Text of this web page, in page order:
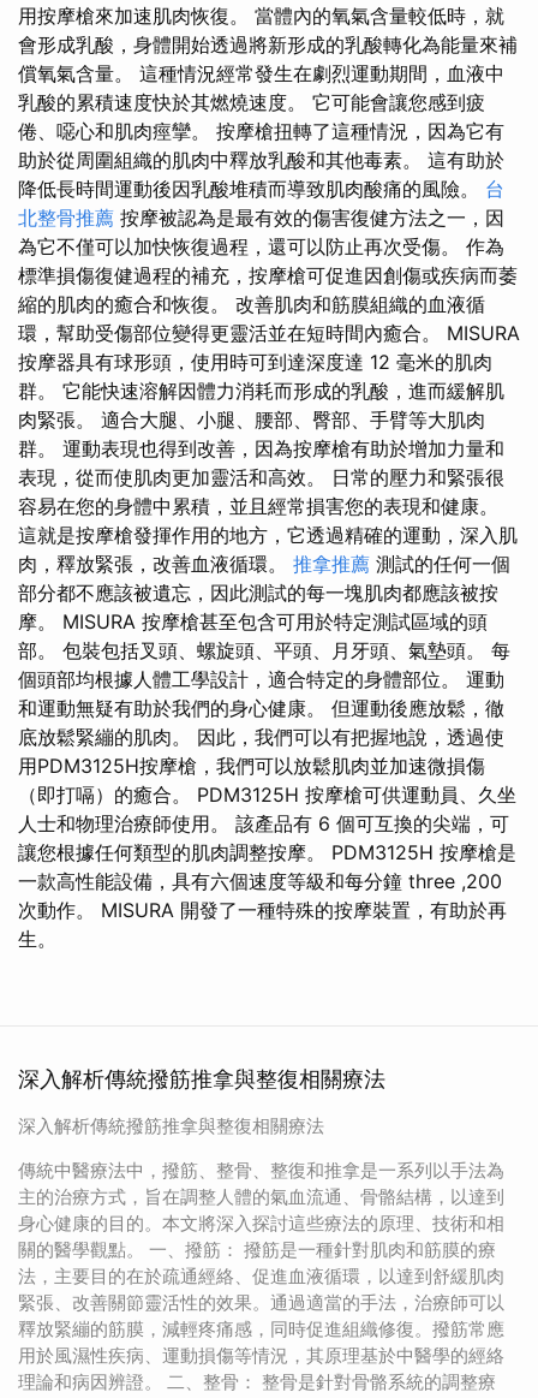
用按摩槍來加速肌肉恢復。 當體內的氧氣含量較低時，就
會形成乳酸，身體開始透過將新形成的乳酸轉化為能量來補
償氧氣含量。 這種情況經常發生在劇烈運動期間，血液中
乳酸的累積速度快於其燃燒速度。 它可能會讓您感到疲
倦、噁心和肌肉痙攣。 按摩槍扭轉了這種情況，因為它有
助於從周圍組織的肌肉中釋放乳酸和其他毒素。 這有助於
降低長時間運動後因乳酸堆積而導致肌肉酸痛的風險。 台
北整骨推薦 按摩被認為是最有效的傷害復健方法之一，因
為它不僅可以加快恢復過程，還可以防止再次受傷。 作為
標準損傷復健過程的補充，按摩槍可促進因創傷或疾病而萎
縮的肌肉的癒合和恢復。 改善肌肉和筋膜組織的血液循
環，幫助受傷部位變得更靈活並在短時間內癒合。 MISURA
按摩器具有球形頭，使用時可到達深度達 12 毫米的肌肉
群。 它能快速溶解因體力消耗而形成的乳酸，進而緩解肌
肉緊張。 適合大腿、小腿、腰部、臀部、手臂等大肌肉
群。 運動表現也得到改善，因為按摩槍有助於增加力量和
表現，從而使肌肉更加靈活和高效。 日常的壓力和緊張很
容易在您的身體中累積，並且經常損害您的表現和健康。
這就是按摩槍發揮作用的地方，它透過精確的運動，深入肌
肉，釋放緊張，改善血液循環。 推拿推薦 測試的任何一個
部分都不應該被遺忘，因此測試的每一塊肌肉都應該被按
摩。 MISURA 按摩槍甚至包含可用於特定測試區域的頭
部。 包裝包括叉頭、螺旋頭、平頭、月牙頭、氣墊頭。 每
個頭部均根據人體工學設計，適合特定的身體部位。 運動
和運動無疑有助於我們的身心健康。 但運動後應放鬆，徹
底放鬆緊繃的肌肉。 因此，我們可以有把握地說，透過使
用PDM3125H按摩槍，我們可以放鬆肌肉並加速微損傷
（即打嗝）的癒合。 PDM3125H 按摩槍可供運動員、久坐
人士和物理治療師使用。 該產品有 6 個可互換的尖端，可
讓您根據任何類型的肌肉調整按摩。 PDM3125H 按摩槍是
一款高性能設備，具有六個速度等級和每分鐘 three ,200
次動作。 MISURA 開發了一種特殊的按摩裝置，有助於再
生。
深入解析傳統撥筋推拿與整復相關療法
深入解析傳統撥筋推拿與整復相關療法
傳統中醫療法中，撥筋、整骨、整復和推拿是一系列以手法為
主的治療方式，旨在調整人體的氣血流通、骨骼結構，以達到
身心健康的目的。本文將深入探討這些療法的原理、技術和相
關的醫學觀點。 一、撥筋： 撥筋是一種針對肌肉和筋膜的療
法，主要目的在於疏通經絡、促進血液循環，以達到舒緩肌肉
緊張、改善關節靈活性的效果。通過適當的手法，治療師可以
釋放緊繃的筋膜，減輕疼痛感，同時促進組織修復。撥筋常應
用於風濕性疾病、運動損傷等情況，其原理基於中醫學的經絡
理論和病因辨證。 二、整骨： 整骨是針對骨骼系統的調整療